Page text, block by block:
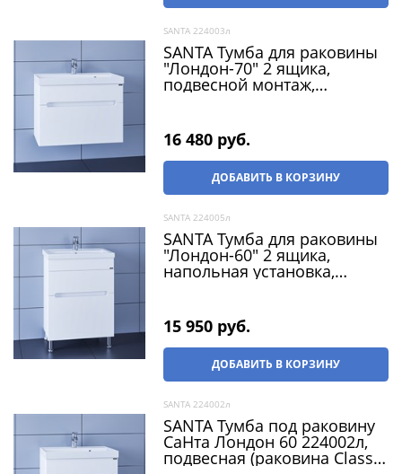
SANTA 224003л
SANTA Тумба для раковины
"Лондон-70" 2 ящика,
подвесной монтаж,
16 480 руб.
ДОБАВИТЬ В КОРЗИНУ
SANTA 224005л
SANTA Тумба для раковины
"Лондон-60" 2 ящика,
напольная установка,
15 950 руб.
ДОБАВИТЬ В КОРЗИНУ
SANTA 224002л
SANTA Тумба под раковину
СаНта Лондон 60 224002л,
подвесная (раковина Classic